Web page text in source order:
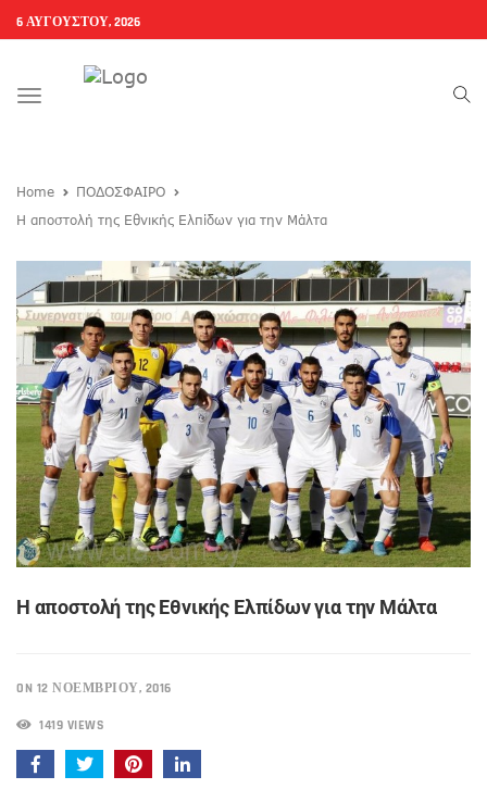
6 ΑΥΓΟΎΣΤΟΥ, 2026
Toggle
Home
ΠΟΔΟΣΦΑΙΡΟ
Η αποστολή της Εθνικής Ελπίδων για την Μάλτα
Η αποστολή της Εθνικής Ελπίδων για την Μάλτα
ON 12 ΝΟΕΜΒΡΊΟΥ, 2016
1419 VIEWS